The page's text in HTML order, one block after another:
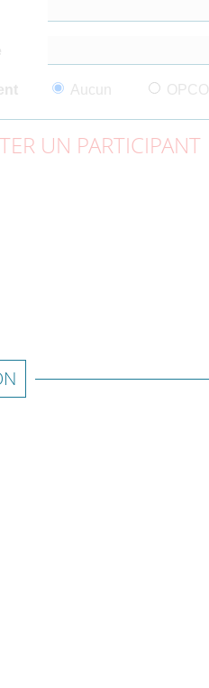
Aucun OPCO
UN PARTICIPANT